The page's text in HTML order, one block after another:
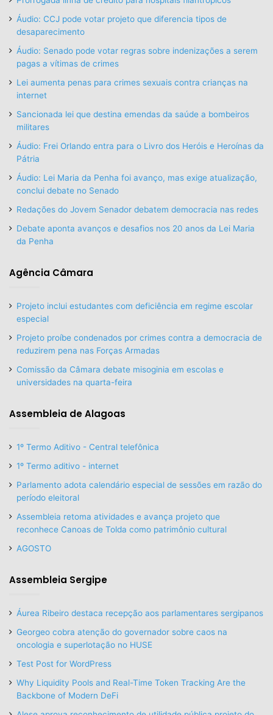
Áudio: CCJ pode votar projeto que diferencia tipos de
desaparecimento
Áudio: Senado pode votar regras sobre indenizações a serem
pagas a vítimas de crimes
Lei aumenta penas para crimes sexuais contra crianças na
internet
Sancionada lei que destina emendas da saúde a bombeiros
militares
Áudio: Frei Orlando entra para o Livro dos Heróis e Heroínas da
Pátria
Áudio: Lei Maria da Penha foi avanço, mas exige atualização,
conclui debate no Senado
Redações do Jovem Senador debatem democracia nas redes
Debate aponta avanços e desafios nos 20 anos da Lei Maria
da Penha
Agência Câmara
Projeto inclui estudantes com deficiência em regime escolar
especial
Projeto proíbe condenados por crimes contra a democracia de
reduzirem pena nas Forças Armadas
Comissão da Câmara debate misoginia em escolas e
universidades na quarta-feira
Assembleia de Alagoas
1º Termo Aditivo - Central telefônica
1º Termo aditivo - internet
Parlamento adota calendário especial de sessões em razão do
período eleitoral
Assembleia retoma atividades e avança projeto que
reconhece Canoas de Tolda como patrimônio cultural
AGOSTO
Assembleia Sergipe
Áurea Ribeiro destaca recepção aos parlamentares sergipanos
Georgeo cobra atenção do governador sobre caos na
oncologia e superlotação no HUSE
Test Post for WordPress
Why Liquidity Pools and Real-Time Token Tracking Are the
Backbone of Modern DeFi